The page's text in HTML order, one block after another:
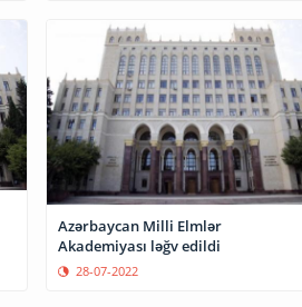
Azərbaycan Milli Elmlər
Akademiyası ləğv edildi
28-07-2022